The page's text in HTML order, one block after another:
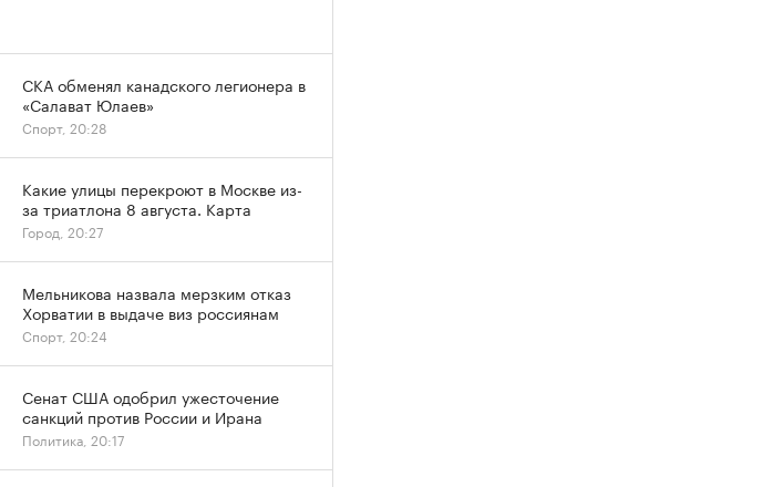
СКА обменял канадского легионера в
«Салават Юлаев»
Спорт, 20:28
Какие улицы перекроют в Москве из-
за триатлона 8 августа. Карта
Город, 20:27
Мельникова назвала мерзким отказ
Хорватии в выдаче виз россиянам
Спорт, 20:24
Сенат США одобрил ужесточение
санкций против России и Ирана
Политика, 20:17